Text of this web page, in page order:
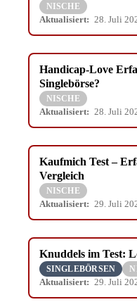
NISCHE
Aktualisiert: 28. Juli
Handicap-Love
Singlebörse?
NISCHE
Aktualisiert: 28. Juli
Kaufmich Test –
Vergleich
NISCHE
Aktualisiert: 29. Juli
Knuddels im Test:
SINGLEBÖRSEN
Aktualisiert: 29. Juli